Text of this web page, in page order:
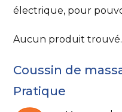
électrique, pour
Aucun produit trouvé.
Coussin de
Pratique